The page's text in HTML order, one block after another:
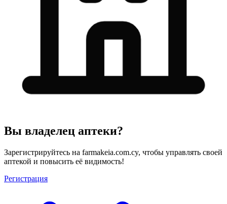
Вы владелец аптеки?
Зарегистрируйтесь на farmakeia.com.cy, чтобы управлять своей
аптекой и повысить её видимость!
Регистрация